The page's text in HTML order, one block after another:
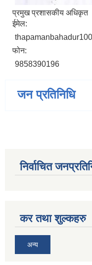
प्रमुख प्रशासकीय अधिकृत
ईमेल:
फोन:
9858390196
जन प्रतिनिधि
निर्वाचित
कर तथा शुल्कहरु
अन्य